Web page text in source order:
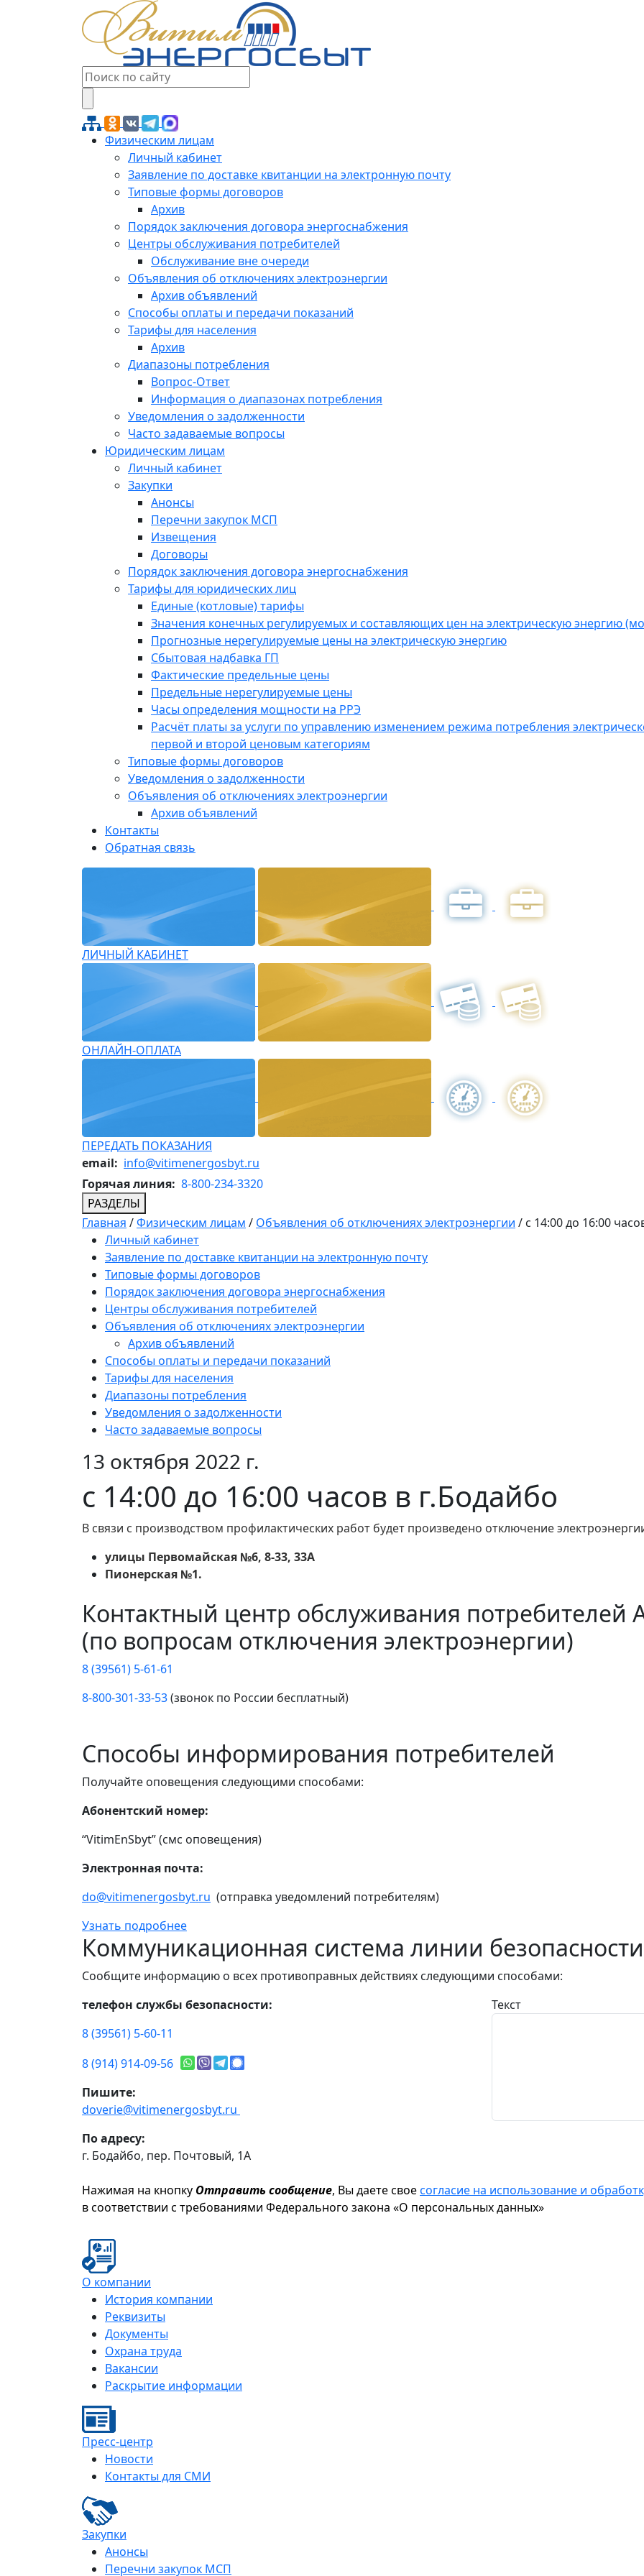
Физическим лицам
Личный кабинет
Заявление по доставке квитанции на электронную почту
Типовые формы договоров
Архив
Порядок заключения договора энергоснабжения
Центры обслуживания потребителей
Обслуживание вне очереди
Объявления об отключениях электроэнергии
Архив объявлений
Способы оплаты и передачи показаний
Тарифы для населения
Архив
Диапазоны потребления
Вопрос-Ответ
Информация о диапазонах потребления
Уведомления о задолженности
Часто задаваемые вопросы
Юридическим лицам
Личный кабинет
Закупки
Анонсы
Перечни закупок МСП
Извещения
Договоры
Порядок заключения договора энергоснабжения
Тарифы для юридических лиц
Единые (котловые) тарифы
Значения конечных регулируемых и составляющих цен на электрическую энергию
Прогнозные нерегулируемые цены на электрическую энергию
Сбытовая надбавка ГП
Фактические предельные цены
Предельные нерегулируемые цены
Часы определения мощности на РРЭ
Расчёт платы за услуги по управлению изменением режима потребления
первой и второй ценовым категориям
Типовые формы договоров
Уведомления о задолженности
Объявления об отключениях электроэнергии
Архив объявлений
Контакты
Обратная связь
ЛИЧНЫЙ КАБИНЕТ
ОНЛАЙН-ОПЛАТА
ПЕРЕДАТЬ ПОКАЗАНИЯ
email: info@vitimenergosbyt.ru
Горячая линия: 8-800-234-3320
РАЗДЕЛЫ
Главная /Физическим лицам / Объявления об отключениях электроэнергии / с 14:00 до 16:00
Личный кабинет
Заявление по доставке квитанции на электронную почту
Типовые формы договоров
Порядок заключения договора энергоснабжения
Центры обслуживания потребителей
Объявления об отключениях электроэнергии
Архив объявлений
Способы оплаты и передачи показаний
Тарифы для населения
Диапазоны потребления
Уведомления о задолженности
Часто задаваемые вопросы
13 октября 2022 г.
с 14:00 до 16:00 часов в г.Бодайбо
В связи с производством профилактических работ будет произведено отключение
улицы Первомайская №6, 8-33, 33А
Пионерская №1.
Контактный центр обслуживания потребителей
(по вопросам отключения электроэнергии)
8 (39561) 5-61-61
8-800-301-33-53(звонок по России бесплатный)
Способы информирования потребителей
Получайте оповещения следующими способами:
Абонентский номер:
“VitimEnSbyt” (смс оповещения)
Электронная почта:
do@vitimenergosbyt.ru (отправка уведомлений потребителям)
Узнать подробнее
Коммуникационная система линии безопасности
Сообщите информацию о всех противоправных действиях следующими способами:
телефон службы безопасности:
8 (39561) 5-60-11
8 (914) 914-09-56
Пишите:
doverie@vitimenergosbyt.ru
По адресу:
г. Бодайбо, пер. Почтовый, 1А
Текст
Нажимая на кнопку Отправить сообщение, Вы даете своесогласие на использование и
в соответствии с требованиями Федерального закона «О персональных данных»
О компании
История компании
Реквизиты
Документы
Охрана труда
Вакансии
Раскрытие информации
Пресс-центр
Новости
Контакты для СМИ
Закупки
Анонсы
Перечни закупок МСП